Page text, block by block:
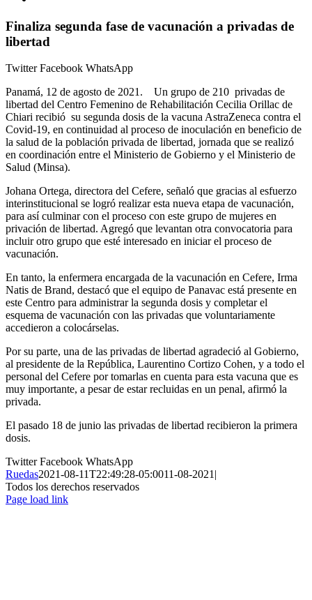
Finaliza segunda fase de vacunación a privadas de
libertad
TwitterFacebook WhatsApp
Panamá, 12 de agosto de 2021. Un grupo de 210 privadas de
libertad del Centro Femenino de Rehabilitación Cecilia Orillac de
Chiari recibió su segunda dosis de la vacuna AstraZeneca contra el
Covid-19, en continuidad al proceso de inoculación en beneficio de
la salud de la población privada de libertad, jornada que se realizó
en coordinación entre el Ministerio de Gobierno y el Ministerio de
Salud (Minsa).
Johana Ortega, directora del Cefere, señaló que gracias al esfuerzo
interinstitucional se logró realizar esta nueva etapa de vacunación,
para así culminar con el proceso con este grupo de mujeres en
privación de libertad. Agregó que levantan otra convocatoria para
incluir otro grupo que esté interesado en iniciar el proceso de
vacunación.
En tanto, la enfermera encargada de la vacunación en Cefere, Irma
Natis de Brand, destacó que el equipo de Panavac está presente en
este Centro para administrar la segunda dosis y completar el
esquema de vacunación con las privadas que voluntariamente
accedieron a colocárselas.
Por su parte, una de las privadas de libertad agradeció al Gobierno,
al presidente de la República, Laurentino Cortizo Cohen, y a todo el
personal del Cefere por tomarlas en cuenta para esta vacuna que es
muy importante, a pesar de estar recluidas en un penal, afirmó la
privada.
El pasado 18 de junio las privadas de libertad recibieron la primera
dosis.
TwitterFacebook WhatsApp
Ruedas2021-08-11T22:49:28-05:0011-08-2021|
Todos los derechos reservados
Page load link